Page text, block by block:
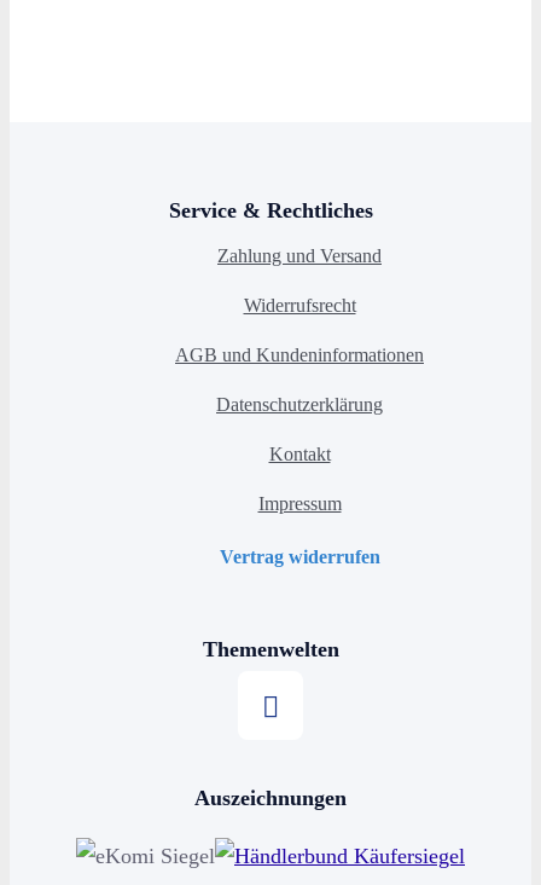
Service & Rechtliches
Zahlung und Versand
Widerrufsrecht
AGB und Kundeninformationen
Datenschutzerklärung
Kontakt
Impressum
Vertrag widerrufen
Themenwelten
Horoskop kaufen
Sternschnuppe kaufen
Auszeichnungen